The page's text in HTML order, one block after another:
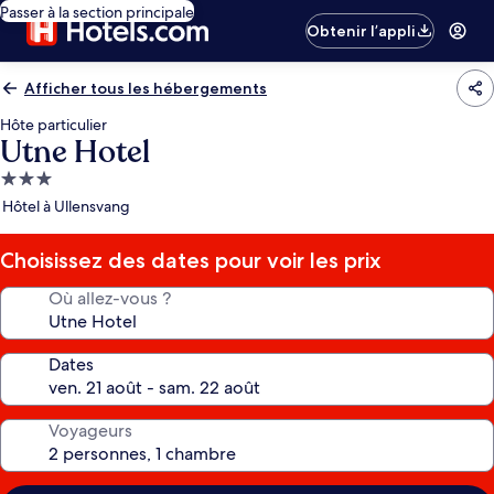
Passer à la section principale
Obtenir l’appli
Afficher tous les hébergements
Hôte particulier
Utne Hotel
Hébergement
3.0 étoiles
Hôtel à Ullensvang
Choisissez des dates pour voir les prix
Où allez-vous ?
Dates
Voyageurs